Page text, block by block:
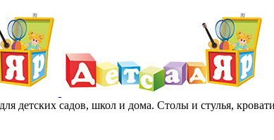
детских садов, школ и дома. Столы и стулья,